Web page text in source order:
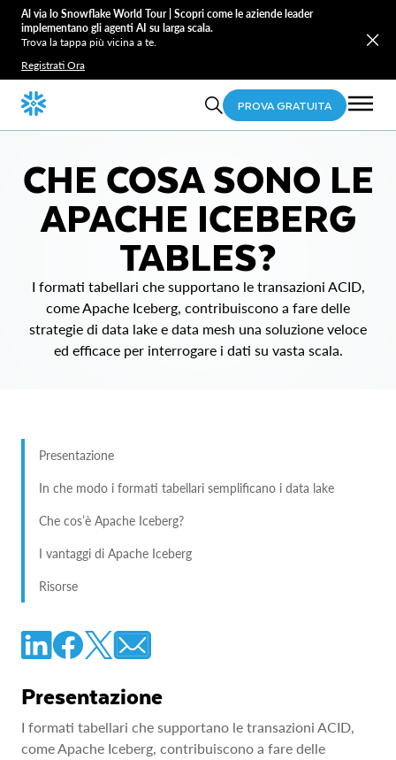
Al via lo Snowflake World Tour | Scopri come le aziende leader
implementano gli agenti AI su larga scala.
Trova la tappa più vicina a te.
Registrati Ora
PROVA GRATUITA
CHE COSA SONO LE
APACHE ICEBERG
TABLES?
I formati tabellari che supportano le transazioni ACID,
come Apache Iceberg, contribuiscono a fare delle
strategie di data lake e data mesh una soluzione veloce
ed efficace per interrogare i dati su vasta scala.
Presentazione
In che modo i formati tabellari semplificano i data lake
Che cos’è Apache Iceberg?
I vantaggi di Apache Iceberg
Risorse
Presentazione
I formati tabellari che supportano le transazioni ACID,
come Apache Iceberg, contribuiscono a fare delle